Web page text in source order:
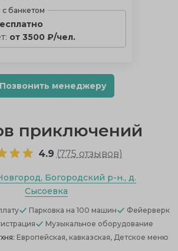
банкетом
от 3500 ₽/чел.
менеджеру
приключений
4.9 (775 отзывов)
Богородский р-н., д.
Сысоевка
Парковка на 100 машин
Фейерверк
Музыкальное оборудование
Европейская, кавказская, Детское меню